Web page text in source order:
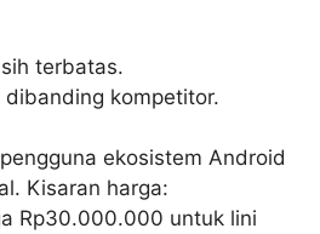
terbatas.
kompetitor.
ekosistem Android
Kisaran harga:
Rp30.000.000 untuk lini